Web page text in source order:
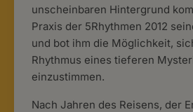
unscheinbaren Hintergrund
Praxis der 5Rhythmen 2012
und bot ihm die Möglichkeit,
Rhythmus eines tieferen
einzustimmen.
Nach Jahren des Reisens, der